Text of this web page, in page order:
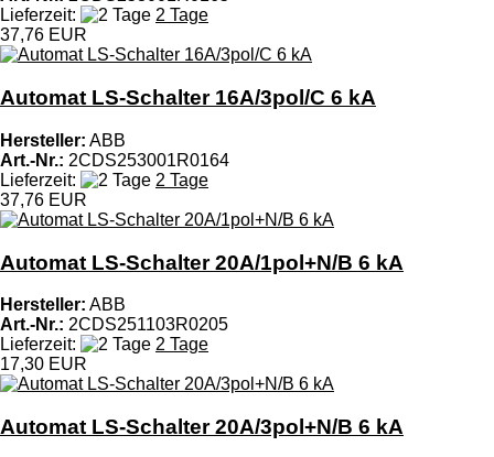
Lieferzeit:
2 Tage
37,76 EUR
Automat LS-Schalter 16A/3pol/C 6 kA
Hersteller: ABB
Art.-Nr.: 2CDS253001R0164
Lieferzeit:
2 Tage
37,76 EUR
Automat LS-Schalter 20A/1pol+N/B 6 kA
Hersteller: ABB
Art.-Nr.: 2CDS251103R0205
Lieferzeit:
2 Tage
17,30 EUR
Automat LS-Schalter 20A/3pol+N/B 6 kA